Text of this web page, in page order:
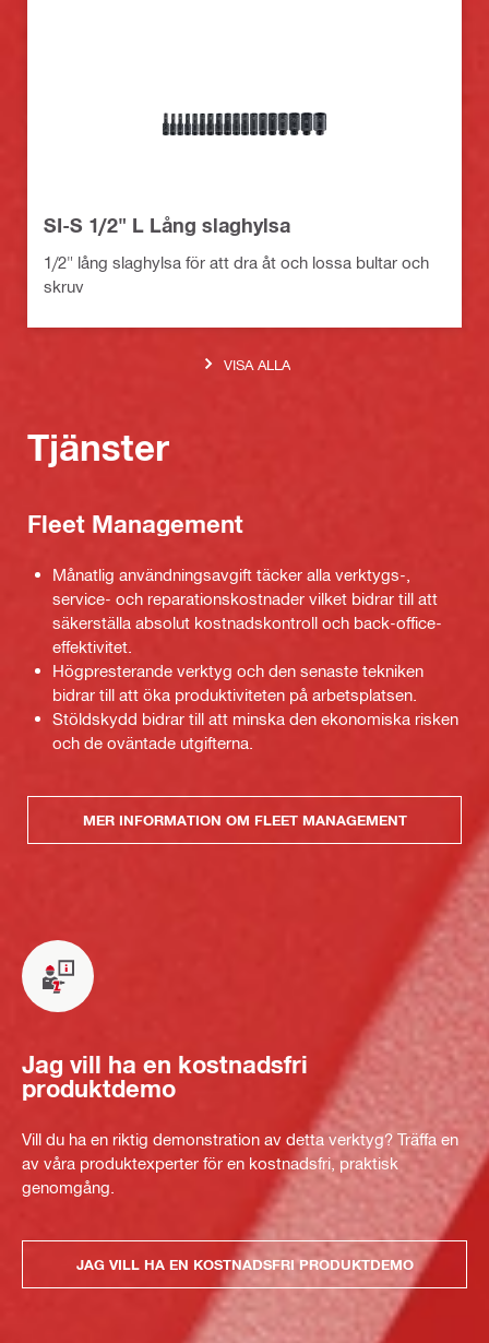
SI-S 1/2" L Lång slaghylsa
1/2" lång slaghylsa för att dra åt och lossa bultar och
skruv
VISA ALLA
Tjänster
Fleet Management
Månatlig användningsavgift täcker alla verktygs-,
service- och reparationskostnader vilket bidrar till att
säkerställa absolut kostnadskontroll och back-office-
effektivitet.
Högpresterande verktyg och den senaste tekniken
bidrar till att öka produktiviteten på arbetsplatsen.
Stöldskydd bidrar till att minska den ekonomiska risken
och de oväntade utgifterna.
MER INFORMATION OM FLEET MANAGEMENT
Jag vill ha en kostnadsfri
produktdemo
Vill du ha en riktig demonstration av detta verktyg? Träffa en
av våra produktexperter för en kostnadsfri, praktisk
genomgång.
JAG VILL HA EN KOSTNADSFRI PRODUKTDEMO